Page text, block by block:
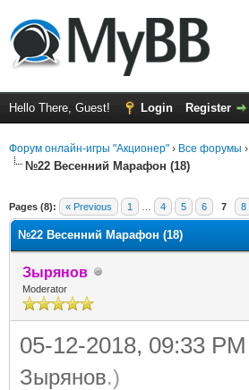
Hello There, Guest! Login Register
Форум онлайн-игры "Акционер" › Все форумы ›
№22 Весенний Марафон (18)
Pages (8): « Previous 1 4 5 6 7 8
№22 Весенний Марафон (18)
Зырянов
Moderator
05-12-2018, 09:33 PM
Зырянов.)